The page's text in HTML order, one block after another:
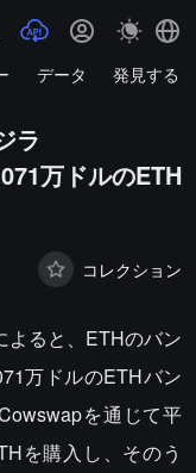
データ 発見する
ラ
万ドルのETH
コレクション
よると、ETHのバン
万ドルのETHバン
を通じて平
を購入し、そのう